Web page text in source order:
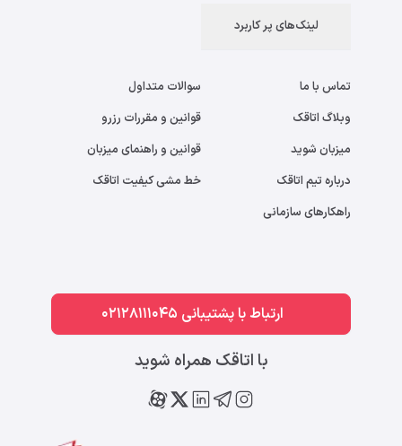
لینک‌های پر کاربرد
تماس با ما
وبلاگ اتاقک
میزبان شوید
درباره تیم اتاقک
راهکارهای سازمانی
سوالات متداول
قوانین و مقررات رزرو
قوانین و راهنمای میزبان
خط مشی کیفیت اتاقک
ارتباط با پشتیبانی 02128111045
با اتاقک همراه شوید